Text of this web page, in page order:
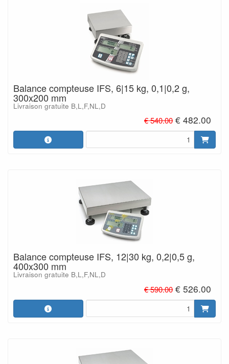
Balance compteuse IFS, 6|15 kg, 0,1|0,2 g,
300x200 mm
Livraison gratuite B,L,F,NL,D
€ 540.00 € 482.00
Balance compteuse IFS, 12|30 kg, 0,2|0,5 g,
400x300 mm
Livraison gratuite B,L,F,NL,D
€ 590.00 € 526.00